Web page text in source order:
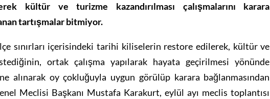
kültür ve turizme kazandırılması çalışmalarını karara
tartışmalar bitmiyor.
sınırları içerisindeki tarihi kiliselerin restore edilerek, kültür ve
ortak çalışma yapılarak hayata geçirilmesi yönünde
alınarak oy çokluğuyla uygun görülüp karara bağlanmasından
Meclisi Başkanı Mustafa Karakurt, eylül ayı meclis toplantısı